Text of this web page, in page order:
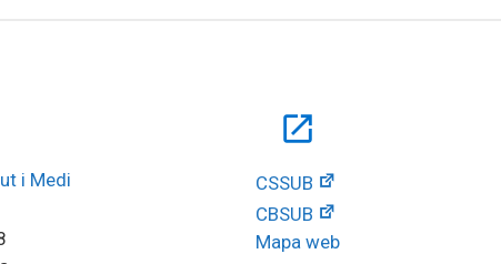
i Medi
open_in_new
CSSUB
CBSUB
Mapa web